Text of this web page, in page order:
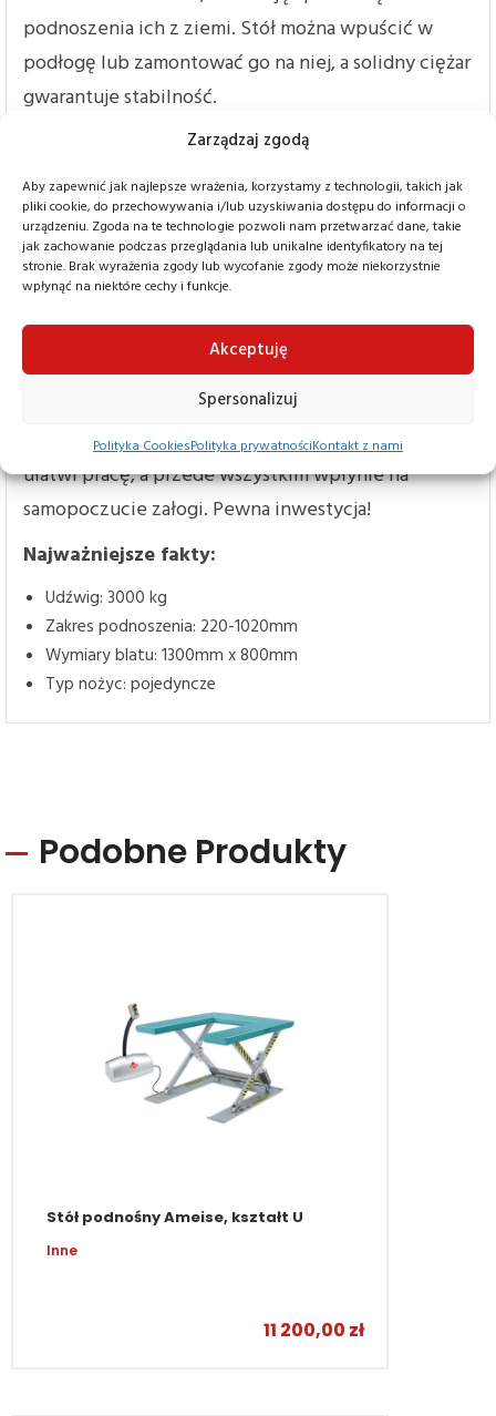
Zarządzaj zgodą
Aby zapewnić jak najlepsze wrażenia, korzystamy z technologii, takich jak
pliki cookie, do przechowywania i/lub uzyskiwania dostępu do informacji o
urządzeniu. Zgoda na te technologie pozwoli nam przetwarzać dane, takie
jak zachowanie podczas przeglądania lub unikalne identyfikatory na tej
stronie. Brak wyrażenia zgody lub wycofanie zgody może niekorzystnie
wpłynąć na niektóre cechy i funkcje.
Akceptuję
Spersonalizuj
Polityka CookiesPolityka prywatnościKontakt z nami
podnoszenia ich z ziemi. Stół można wpuścić w
podłogę lub zamontować go na niej, a solidny ciężar
gwarantuje stabilność.
hydraulicznym siłownikom i elektrycznemu
sterowaniu. Spawane profile kątowe i wytrzymałe
nożyce to gwarancja bezpieczeństwa i wielu lat
solidnej pracy, szczególnie że całość została
zaprojektowana pod kątem łatwego serwisu (w
komplecie podpory inspekcyjne). Lakierowany
proszkowo blat to także mocny zawodnik, który nie
boi się otarć i obić. To inwestycja na lata, która
ułatwi pracę, a przede wszystkim wpłynie na
samopoczucie załogi. Pewna inwestycja!
Najważniejsze fakty:
Udźwig: 3000 kg
Zakres podnoszenia: 220-1020mm
Wymiary blatu: 1300mm x 800mm
Typ nożyc: pojedyncze
Podobne Produkty
Stół podnośny Ameise, kształt U
Inne
11 200,00 zł